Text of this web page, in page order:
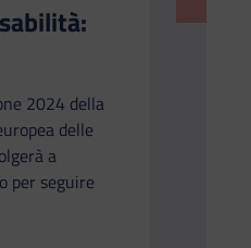
2024 della
delle
a
per seguire